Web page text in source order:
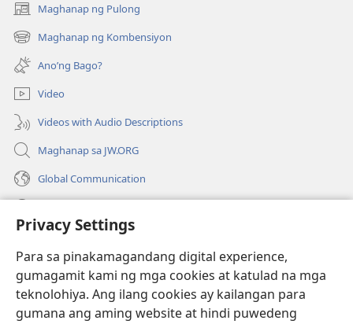
Privacy Settings
Para sa pinakamagandang digital experience,
gumagamit kami ng mga cookies at katulad na mga
teknolohiya. Ang ilang cookies ay kailangan para
gumana ang aming website at hindi puwedeng
Maghanap ng Pulong
(may
bubukas
na
bagong
window)
Maghanap ng Kombensiyon
(may
bubukas
na
bagong
window)
Ano’ng Bago?
Video
Videos with Audio Descriptions
Maghanap sa JW.ORG
Global Communication
(may
na
bagong
window)
Watchtower ONLINE LIBRARY™
(may
bubukas
®